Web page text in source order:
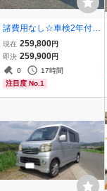
諸費用なし☆車検2年付き
☆アトレーワゴン カスタ
ム サンルーフ☆4WD☆7
万km☆Bluetooth、オーデ
ィオ☆キーレス
現在 259,800円
即決 259,900円
0
17時間
注目度 No.1